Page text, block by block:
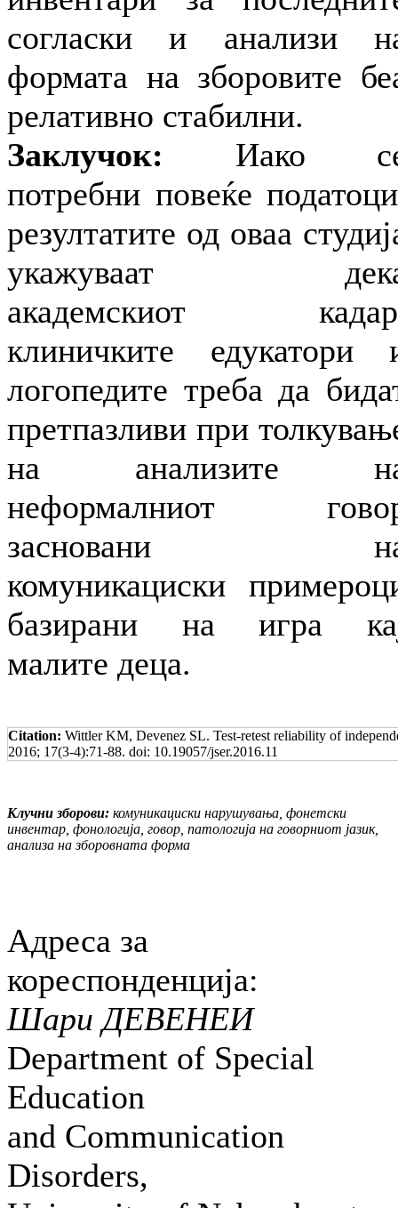
согласки и анализи
формата на зборовите
релативно стабилни.
Заклучок: Иако
потребни повеќе
резултатите од оваа
укажуваат
академскиот
клиничките едукатори
логопедите треба да
претпазливи при
на анализите
неформалниот
засновани
комуникациски
базирани на игра
малите деца.
Citation: Wittler KM, Devenez SL. Test-retest reliability of
2016; 17(3-4):71-88. doi: 10.19057/jser.2016.11
Клучни зборови: комуникациски нарушувања, фонетски
инвентар, фонологија, говор, патологија на говорниот јазик,
анализа на зборовната форма
Адреса за
кореспонденција:
Шари ДЕВЕНЕИ
Department of Special
Education
and Communication
Disorders,